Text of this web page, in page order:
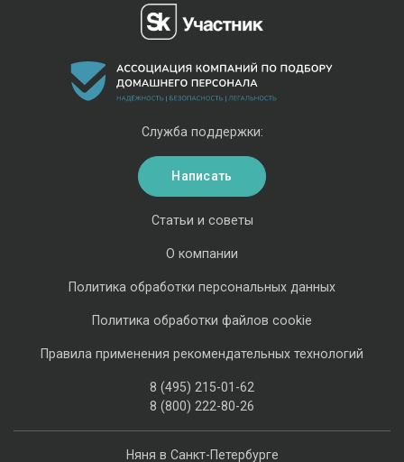
Няня в Санкт-Петербурге
Статьи и советы
О компании
Политика обработки персональных данных
Политика обработки файлов cookie
Правила применения рекомендательных технологий
8 (495) 215-01-62
8 (800) 222-80-26
Служба поддержки:
Написать